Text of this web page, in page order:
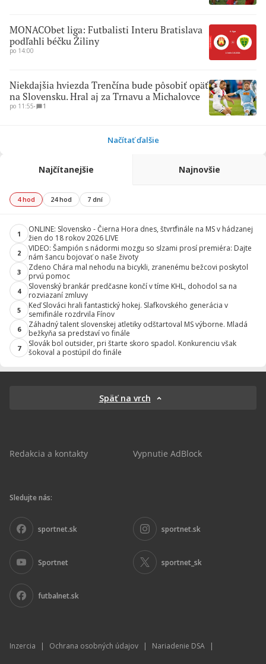
MONACObet liga: Futbalisti Interu Bratislava
podľahli béčku Žiliny
po 14:00
Niekdajšia hviezda Trenčína bude pôsobiť opäť
na Slovensku. Hral aj za Trnavu a Michalovce
po 11:55∙ 1
Načítať ďalšie
Najčítanejšie Najnovšie
4 hod 24 hod 7 dní
1
ONLINE: Slovensko - Čierna Hora dnes, štvrťfinále na MS v hádzanej
žien do 18 rokov 2026 LIVE
2
VIDEO: Šampión s nádormi mozgu so slzami prosí premiéra: Dajte
nám šancu bojovať o naše životy
3
Zdeno Chára mal nehodu na bicykli, zranenému bežcovi poskytol
prvú pomoc
4
Slovenský brankár predčasne končí v tíme KHL, dohodol sa na
rozviazaní zmluvy
5
Keď Slováci hrali fantastický hokej. Slafkovského generácia v
semifinále rozdrvila Fínov
6
Záhadný talent slovenskej atletiky odštartoval MS výborne. Mladá
bežkyňa sa predstaví vo finále
7
Slovák bol outsider, pri štarte skoro spadol. Konkurenciu však
šokoval a postúpil do finále
Späť na vrch
Redakcia a kontakty Vypnutie AdBlock
Sledujte nás:
sportnet.sk sportnet.sk
Sportnet sportnet_sk
futbalnet.sk
Inzercia | Ochrana osobných údajov | Nariadenie DSA |